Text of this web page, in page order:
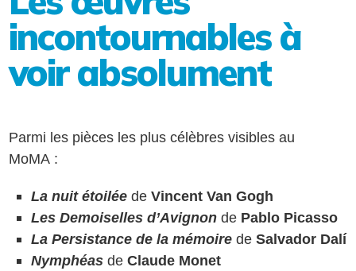
incontournables à
voir absolument
Parmi les pièces les plus célèbres visibles au
MoMA :
La nuit étoiléede Vincent Van Gogh
Les Demoiselles d’Avignonde Pablo Picasso
La Persistance de la mémoirede Salvador Dalí
Nymphéasde Claude Monet